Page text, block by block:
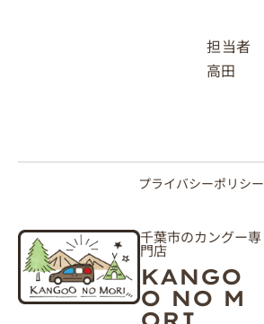
担当者
高田
プライバシーポリシー
千葉市のカングー専
門店
KANGO
O NO M